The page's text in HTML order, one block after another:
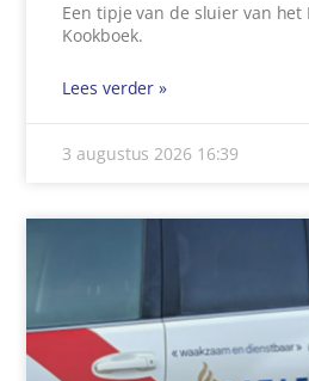
Een tipje van de sluier van het
Kookboek.
Lees verder »
3 augustus 2026 16:39